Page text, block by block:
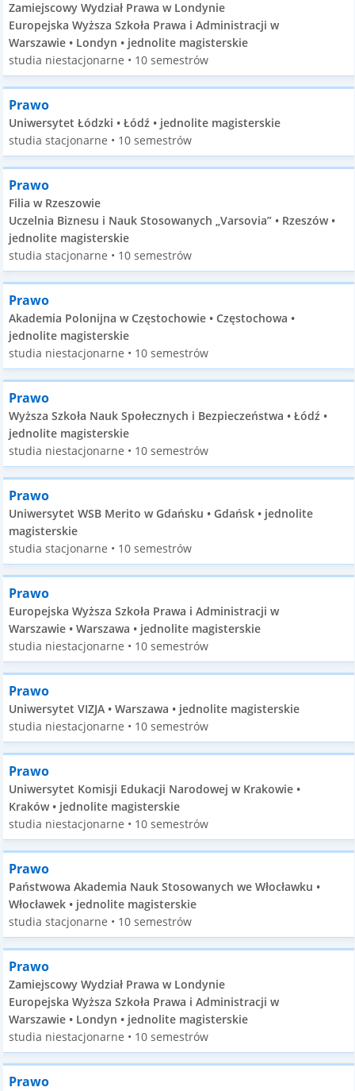
Zamiejscowy Wydział Prawa w Londynie
Europejska Wyższa Szkoła Prawa i Administracji w
Warszawie • Londyn • jednolite magisterskie
studia niestacjonarne • 10 semestrów
Prawo
Uniwersytet Łódzki • Łódź • jednolite magisterskie
studia stacjonarne • 10 semestrów
Prawo
Filia w Rzeszowie
Uczelnia Biznesu i Nauk Stosowanych „Varsovia” • Rzeszów •
jednolite magisterskie
studia stacjonarne • 10 semestrów
Prawo
Akademia Polonijna w Częstochowie • Częstochowa •
jednolite magisterskie
studia niestacjonarne • 10 semestrów
Prawo
Wyższa Szkoła Nauk Społecznych i Bezpieczeństwa • Łódź •
jednolite magisterskie
studia niestacjonarne • 10 semestrów
Prawo
Uniwersytet WSB Merito w Gdańsku • Gdańsk • jednolite
magisterskie
studia stacjonarne • 10 semestrów
Prawo
Europejska Wyższa Szkoła Prawa i Administracji w
Warszawie • Warszawa • jednolite magisterskie
studia niestacjonarne • 10 semestrów
Prawo
Uniwersytet VIZJA • Warszawa • jednolite magisterskie
studia niestacjonarne • 10 semestrów
Prawo
Uniwersytet Komisji Edukacji Narodowej w Krakowie •
Kraków • jednolite magisterskie
studia niestacjonarne • 10 semestrów
Prawo
Państwowa Akademia Nauk Stosowanych we Włocławku •
Włocławek • jednolite magisterskie
studia stacjonarne • 10 semestrów
Prawo
Zamiejscowy Wydział Prawa w Londynie
Europejska Wyższa Szkoła Prawa i Administracji w
Warszawie • Londyn • jednolite magisterskie
studia niestacjonarne • 10 semestrów
Prawo